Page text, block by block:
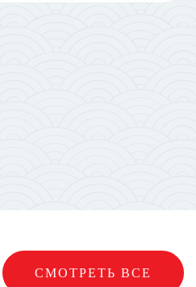
СМОТРЕТЬ ВСЕ